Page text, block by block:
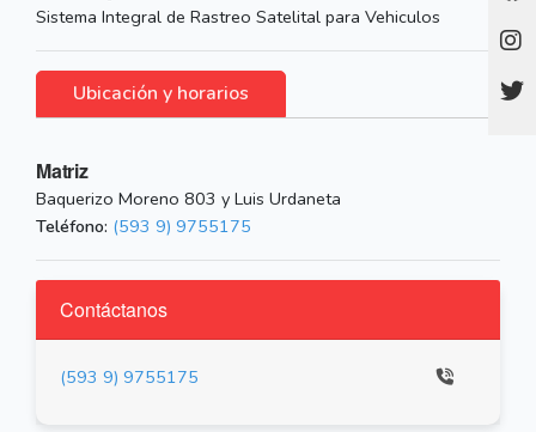
Sistema Integral de Rastreo Satelital para Vehiculos
Ubicación y horarios
Matriz
Baquerizo Moreno 803 y Luis Urdaneta
Teléfono: (593 9) 9755175
Contáctanos
(593 9) 9755175